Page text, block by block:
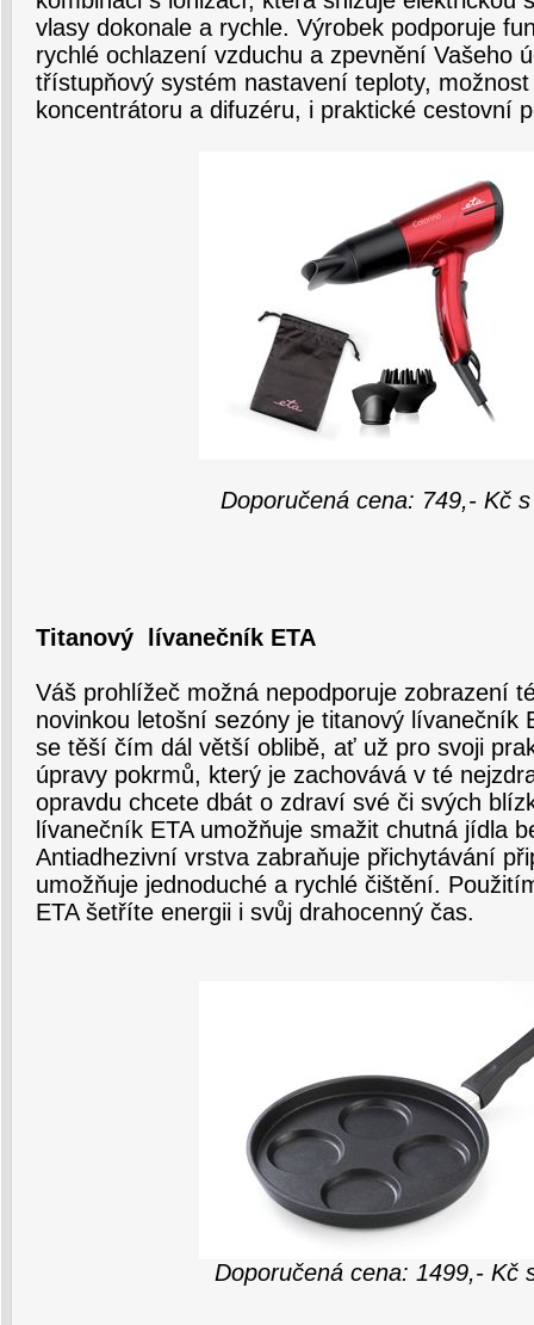
vlasy dokonale a rychle. Výrobek podporuje
rychlé ochlazení vzduchu a zpevnění Vašeho
třístupňový systém nastavení teploty,
koncentrátoru a difuzéru, i praktické cestovní
Doporučená cena: 749,- Kč
Titanový lívanečník ETA
Váš prohlížeč možná nepodporuje zobrazení
novinkou letošní sezóny je titanový lívanečník
se těší čím dál větší oblibě, ať už pro svoji
úpravy pokrmů, který je zachovává v té
opravdu chcete dbát o zdraví své či svých
lívanečník ETA umožňuje smažit chutná jídla
Antiadhezivní vrstva zabraňuje přichytávání
umožňuje jednoduché a rychlé čištění.
ETA šetříte energii i svůj drahocenný čas.
Doporučená cena: 1499,- Kč